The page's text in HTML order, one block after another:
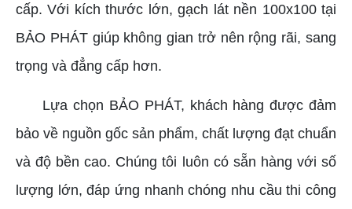
cấp. Với kích thước lớn, gạch lát nền 100x100 tại
BẢO PHÁT giúp không gian trở nên rộng rãi, sang
trọng và đẳng cấp hơn.
Lựa chọn BẢO PHÁT, khách hàng được đảm
bảo về nguồn gốc sản phẩm, chất lượng đạt chuẩn
và độ bền cao. Chúng tôi luôn có sẵn hàng với số
lượng lớn, đáp ứng nhanh chóng nhu cầu thi công